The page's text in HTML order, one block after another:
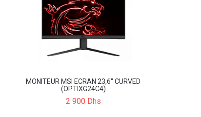
MONITEUR MSI ECRAN 23,6" CURVED
(OPTIXG24C4)
2 900 Dhs